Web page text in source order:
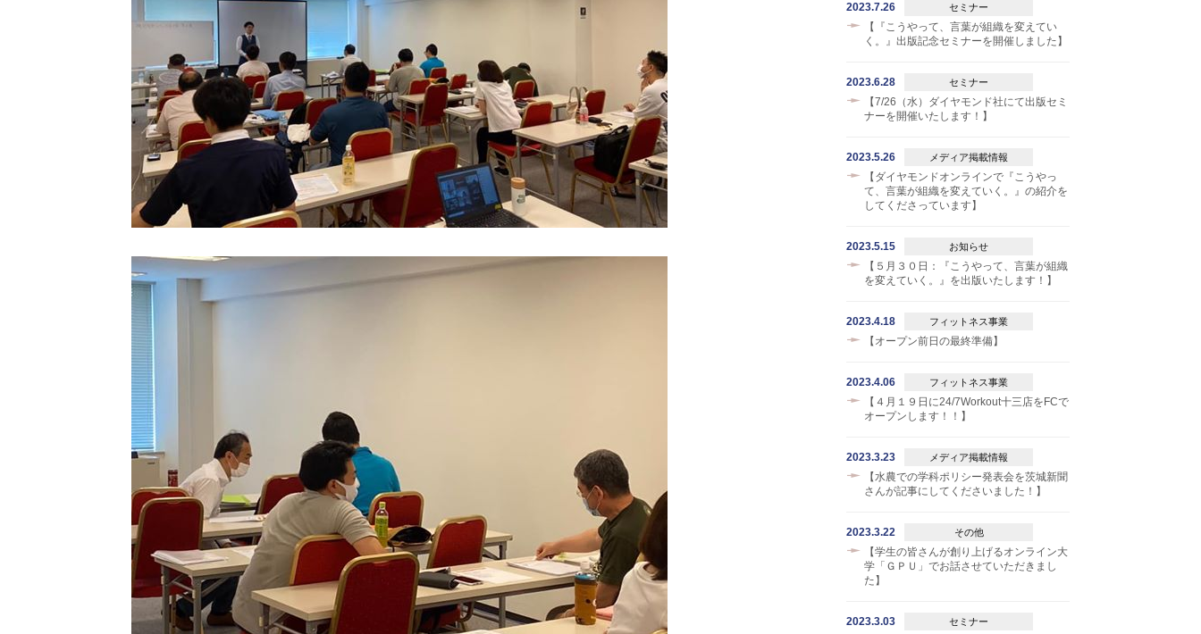
2023.7.26 セミナー
【『こうやって、言葉が組織を変えてい
く。』出版記念セミナーを開催しました】
2023.6.28 セミナー
【7/26（水）ダイヤモンド社にて出版セミ
ナーを開催いたします！】
2023.5.26 メディア掲載情報
【ダイヤモンドオンラインで『こうやっ
て、言葉が組織を変えていく。』の紹介を
してくださっています】
2023.5.15 お知らせ
【５月３０日：『こうやって、言葉が組織
を変えていく。』を出版いたします！】
2023.4.18 フィットネス事業
【オープン前日の最終準備】
2023.4.06 フィットネス事業
【４月１９日に24/7Workout十三店をFCで
オープンします！！】
2023.3.23 メディア掲載情報
【水農での学科ポリシー発表会を茨城新聞
さんが記事にしてくださいました！】
2023.3.22 その他
【学生の皆さんが創り上げるオンライン大
学「ＧＰＵ」でお話させていただきまし
た】
2023.3.03 セミナー